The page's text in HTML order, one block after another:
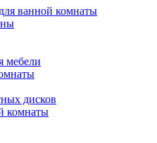
ванной комнаты
мебели
дисков
комнаты